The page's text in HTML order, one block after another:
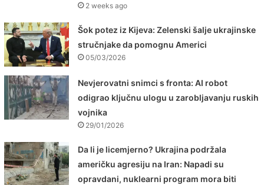
2 weeks ago
Šok potez iz Kijeva: Zelenski šalje ukrajinske
stručnjake da pomognu Americi
05/03/2026
Nevjerovatni snimci s fronta: AI robot
odigrao ključnu ulogu u zarobljavanju ruskih
vojnika
29/01/2026
Da li je licemjerno? Ukrajina podržala
američku agresiju na Iran: Napadi su
opravdani, nuklearni program mora biti